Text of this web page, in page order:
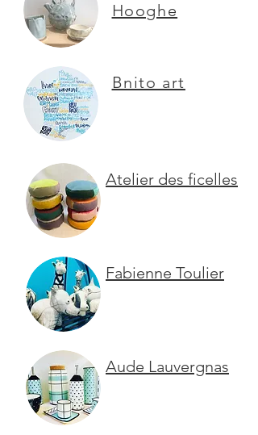
Hooghe
Bnito art
Atelier des ficelles
Fabienne Toulier
Aude Lauvergnas